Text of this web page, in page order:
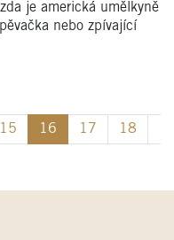
je americká umělkyně
nebo zpívající
15 16 17 18